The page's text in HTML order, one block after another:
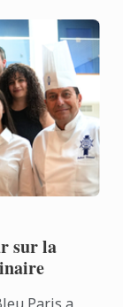
sur la